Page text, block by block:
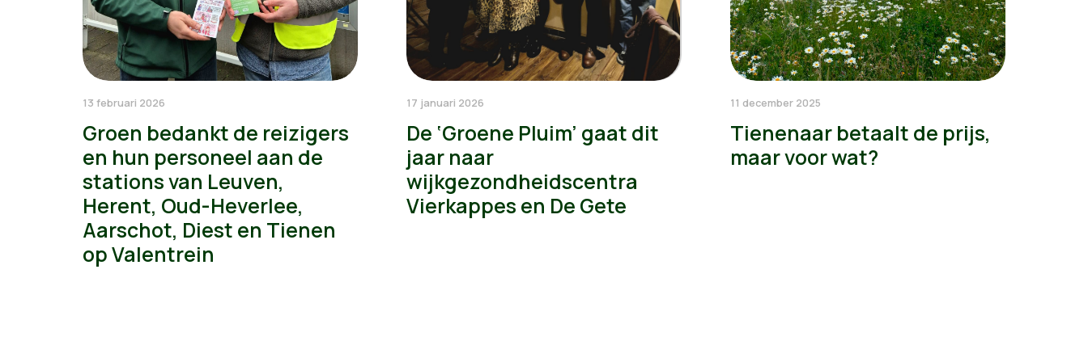
13 februari 2026
Groen bedankt de reizigers
en hun personeel aan de
stations van Leuven,
Herent, Oud-Heverlee,
Aarschot, Diest en Tienen
op Valentrein
17 januari 2026
De ‘Groene Pluim’ gaat dit
jaar naar
wijkgezondheidscentra
Vierkappes en De Gete
11 december 2025
Tienenaar betaalt de prijs,
maar voor wat?